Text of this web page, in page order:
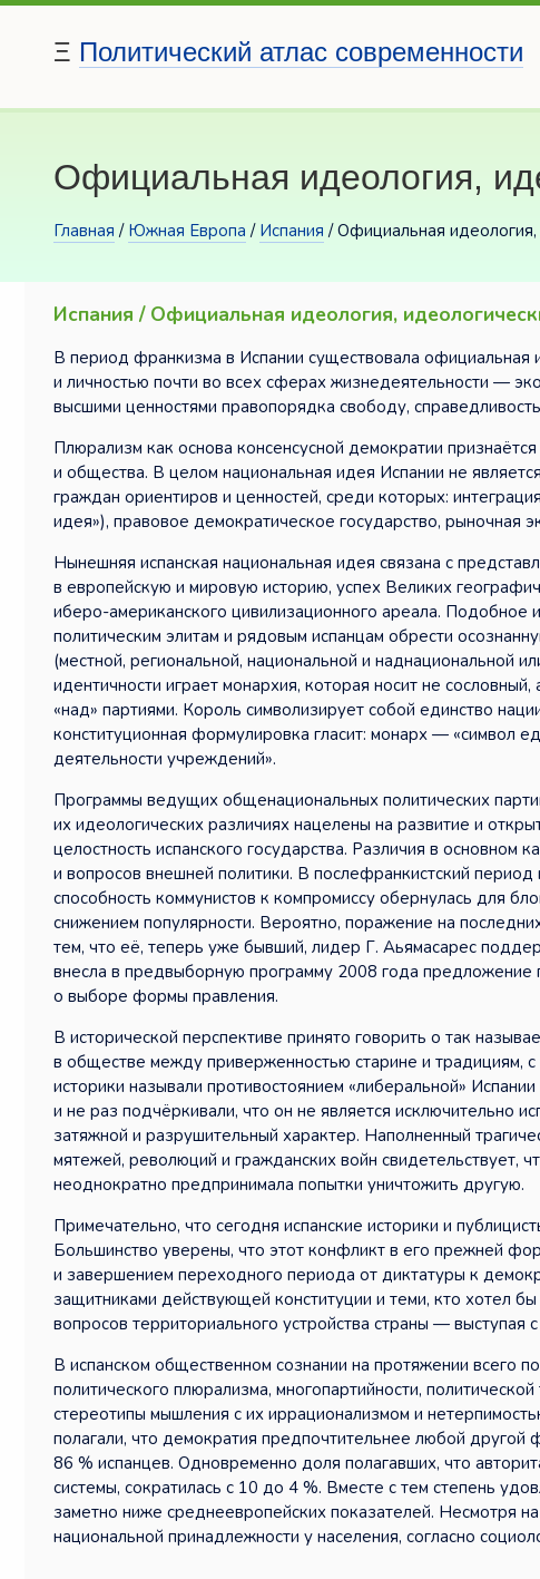
Ξ Политический атлас современности
Официальная идеология,
Главная / Южная Европа / Испания / Официальная
Испания / Официальная идеология,
В период франкизма в Испании существовала официальная
и личностью почти во всех сферах жизнедеятельности —
высшими ценностями правопорядка свободу,
Плюрализм как основа консенсусной демократии
и общества. В целом национальная идея Испании не
граждан ориентиров и ценностей, среди которых:
идея»), правовое демократическое государство, рыночная
Нынешняя испанская национальная идея связана с
в европейскую и мировую историю, успех Великих
иберо-американского цивилизационного ареала. Подобное
политическим элитам и рядовым испанцам обрести
(местной, региональной, национальной и наднациональной
идентичности играет монархия, которая носит не
«над» партиями. Король символизирует собой единство
конституционная формулировка гласит: монарх — «символ
деятельности учреждений».
Программы ведущих общенациональных политических
их идеологических различиях нацелены на развитие и
целостность испанского государства. Различия в основном
и вопросов внешней политики. В послефранкистский
способность коммунистов к компромиссу обернулась для
снижением популярности. Вероятно, поражение на
тем, что её, теперь уже бывший, лидер Г. Аьямасарес
внесла в предвыборную программу 2008 года
о выборе формы правления.
В исторической перспективе принято говорить о так
в обществе между приверженностью старине и традициям,
историки называли противостоянием «либеральной»
и не раз подчёркивали, что он не является исключительно
затяжной и разрушительный характер. Наполненный
мятежей, революций и гражданских войн свидетельствует,
неоднократно предпринимала попытки уничтожить другую.
Примечательно, что сегодня испанские историки и
Большинство уверены, что этот конфликт в его прежней
и завершением переходного периода от диктатуры к
защитниками действующей конституции и теми, кто хотел
вопросов территориального устройства страны — выступая
В испанском общественном сознании на протяжении всего
политического плюрализма, многопартийности,
стереотипы мышления с их иррационализмом и
полагали, что демократия предпочтительнее любой другой
86 % испанцев. Одновременно доля полагавших, что
системы, сократилась с 10 до 4 %. Вместе с тем степень
заметно ниже среднеевропейских показателей. Несмотря
национальной принадлежности у населения, согласно